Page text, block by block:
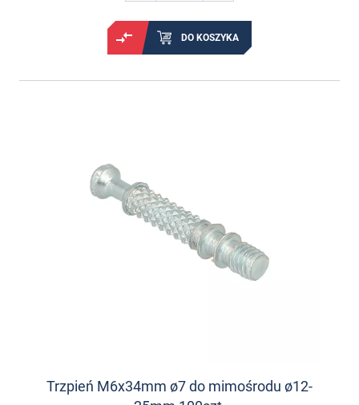
DO KOSZYKA
Trzpień M6x34mm ø7 do mimośrodu ø12-